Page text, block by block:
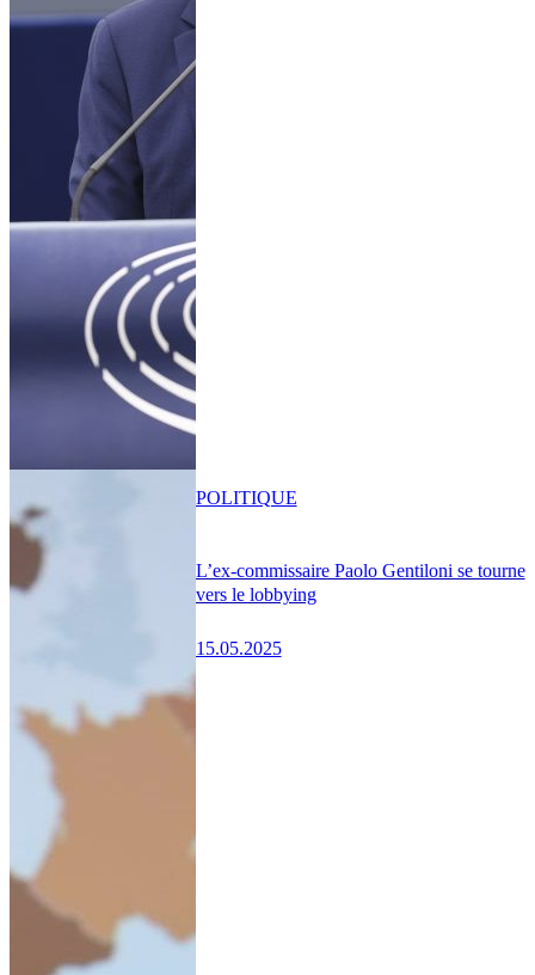
L’ex-commissaire Paolo Gentiloni se tourne
vers le lobbying
15.05.2025
POLITIQUE